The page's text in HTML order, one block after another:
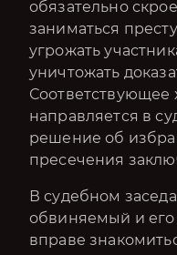
обязательно
заниматься
угрожать
уничтожать
Соответствующее
направляется в
решение об
пресечения
В судебном
обвиняемый и
вправе